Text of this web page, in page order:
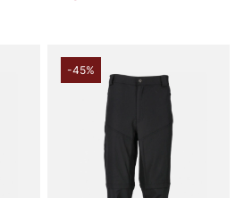
-45%